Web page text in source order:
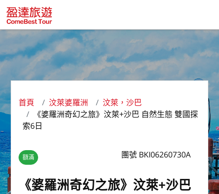
首頁 汶萊婆羅洲
汶萊，沙巴
《婆羅洲奇幻之旅》汶萊+沙巴 自然生態 雙國探
索6日
額滿 團號 BKI06260730A
《婆羅洲奇幻之旅》汶萊+沙巴